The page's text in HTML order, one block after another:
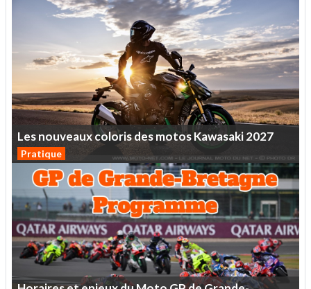
LesnouveauxcolorisdesmotosKawasaki2027
Pratique